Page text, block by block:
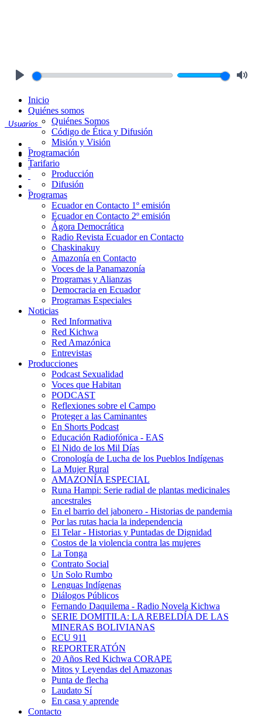
Usuarios
Inicio
Quiénes somos
Quiénes Somos
Código de Ética y Difusión
Misión y Visión
Programación
Tarifario
Producción
Difusión
Programas
Ecuador en Contacto 1º emisión
Ecuador en Contacto 2º emisión
Ágora Democrática
Radio Revista Ecuador en Contacto
Chaskinakuy
Amazonía en Contacto
Voces de la Panamazonía
Programas y Alianzas
Democracia en Ecuador
Programas Especiales
Noticias
Red Informativa
Red Kichwa
Red Amazónica
Entrevistas
Producciones
Podcast Sexualidad
Voces que Habitan
PODCAST
Reflexiones sobre el Campo
Proteger a las Caminantes
En Shorts Podcast
Educación Radiofónica - EAS
El Nido de los Mil Días
Cronología de Lucha de los Pueblos Indígenas
La Mujer Rural
AMAZONÍA ESPECIAL
Runa Hampi: Serie radial de plantas medicinales
ancestrales
En el barrio del jabonero - Historias de pandemia
Por las rutas hacia la independencia
El Telar - Historias y Puntadas de Dignidad
Costos de la violencia contra las mujeres
La Tonga
Contrato Social
Un Solo Rumbo
Lenguas Indígenas
Diálogos Públicos
Fernando Daquilema - Radio Novela Kichwa
SERIE DOMITILA: LA REBELDÍA DE LAS
MINERAS BOLIVIANAS
ECU 911
REPORTERATÓN
20 Años Red Kichwa CORAPE
Mitos y Leyendas del Amazonas
Punta de flecha
Laudato Sí
En casa y aprende
Contacto